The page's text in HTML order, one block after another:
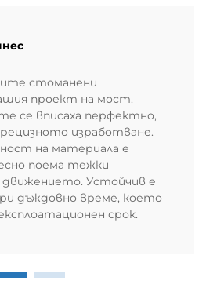
стоманени
проект на мост.
се вписаха перфектно,
изработване.
на материала е
поема тежки
Устойчив е
дъждовно време, което
срок.